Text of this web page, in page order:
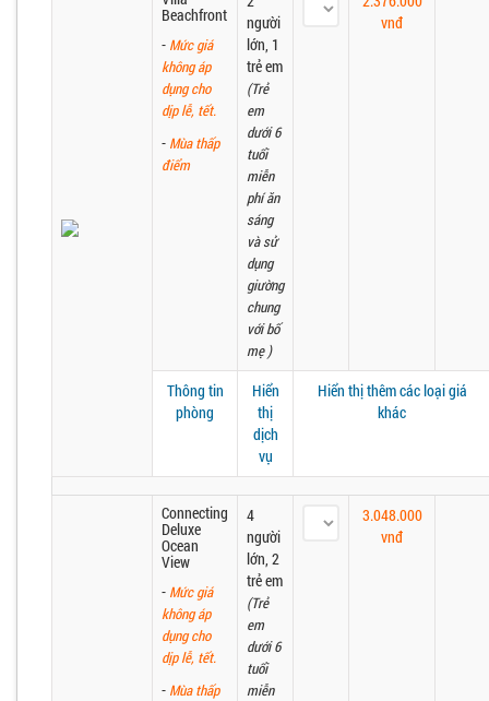
Beachfront
- Mức giá
không áp
dụng cho
dịp lễ, tết.
- Mùa thấp
điểm
người
lớn, 1
trẻ em
(Trẻ
em
dưới 6
tuổi
miễn
phí ăn
sáng
và sử
dụng
giường
chung
với bố
mẹ )
vnđ
Thông tin
phòng
Hiển
thị
dịch
vụ
Hiển thị thêm các loại giá
khác
Connecting
Deluxe
Ocean
View
- Mức giá
không áp
dụng cho
dịp lễ, tết.
- Mùa thấp
4
người
lớn, 2
trẻ em
(Trẻ
em
dưới 6
tuổi
miễn
3.048.000
vnđ